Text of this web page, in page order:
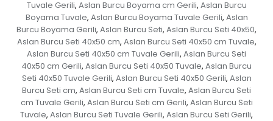
Tuvale Gerili, Aslan Burcu Boyama cm Gerili, Aslan Burcu
Boyama Tuvale, Aslan Burcu Boyama Tuvale Gerili, Aslan
Burcu Boyama Gerili, Aslan Burcu Seti, Aslan Burcu Seti 40x50,
Aslan Burcu Seti 40x50 cm, Aslan Burcu Seti 40x50 cm Tuvale,
Aslan Burcu Seti 40x50 cm Tuvale Gerili, Aslan Burcu Seti
40x50 cm Gerili, Aslan Burcu Seti 40x50 Tuvale, Aslan Burcu
Seti 40x50 Tuvale Gerili, Aslan Burcu Seti 40x50 Gerili, Aslan
Burcu Seti cm, Aslan Burcu Seti cm Tuvale, Aslan Burcu Seti
cm Tuvale Gerili, Aslan Burcu Seti cm Gerili, Aslan Burcu Seti
Tuvale, Aslan Burcu Seti Tuvale Gerili, Aslan Burcu Seti Gerili,